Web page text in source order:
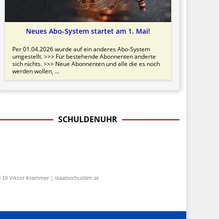
Neues Abo-System startet am 1. Mai!
Per 01.04.2026 wurde auf ein anderes Abo-System
umgestellt. >>> Für bestehende Abonnenten änderte
sich nichts. >>> Neue Abonnenten und alle die es noch
werden wollen, ...
SCHULDENUHR
DI Viktor Krammer | staatsschulden.at